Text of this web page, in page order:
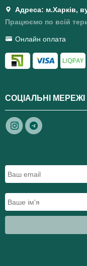
Адреса: м.Харків,
Працюємо по всій
Онлайн оплата
СОЦІАЛЬНІ МЕРЕЖІ